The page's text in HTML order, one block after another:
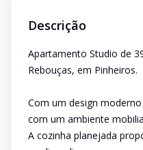
Descrição
Apartamento Studio de
Rebouças, em Pinheiros.
Com um design
com um ambiente
A cozinha planejada